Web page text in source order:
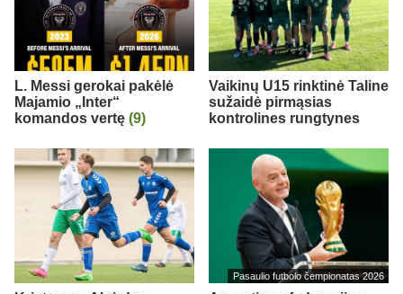
L. Messi gerokai pakėlė
Majamio „Inter“
komandos vertę (9)
Vaikinų U15 rinktinė Taline
sužaidė pirmąsias
kontrolines rungtynes
Pasaulio futbolo čempionatas 2026